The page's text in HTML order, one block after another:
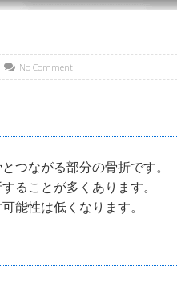
No Comment
つながる部分の骨折です。
ることが多くあります。
能性は低くなります。